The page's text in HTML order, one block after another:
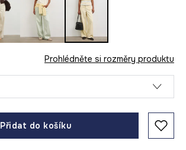
Prohlédněte si rozměry produktu
Přidat do košíku